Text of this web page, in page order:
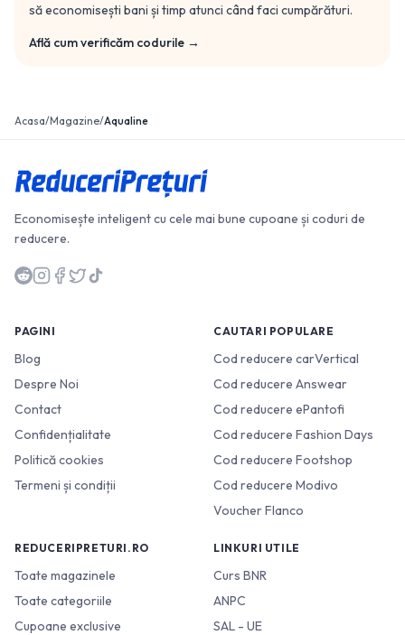
să economisești bani și timp atunci când faci cumpărături.
Află cum verificăm codurile →
Acasa/Magazine/Aqualine
Economisește inteligent cu cele mai bune cupoane și coduri de
reducere.
PAGINI
Blog
Despre Noi
Contact
Confidențialitate
Politică cookies
Termeni și condiții
CAUTARI POPULARE
Cod reducere carVertical
Cod reducere Answear
Cod reducere ePantofi
Cod reducere Fashion Days
Cod reducere Footshop
Cod reducere Modivo
Voucher Flanco
REDUCERIPRETURI.RO
Toate magazinele
Toate categoriile
Cupoane exclusive
LINKURI UTILE
Curs BNR
ANPC
SAL - UE